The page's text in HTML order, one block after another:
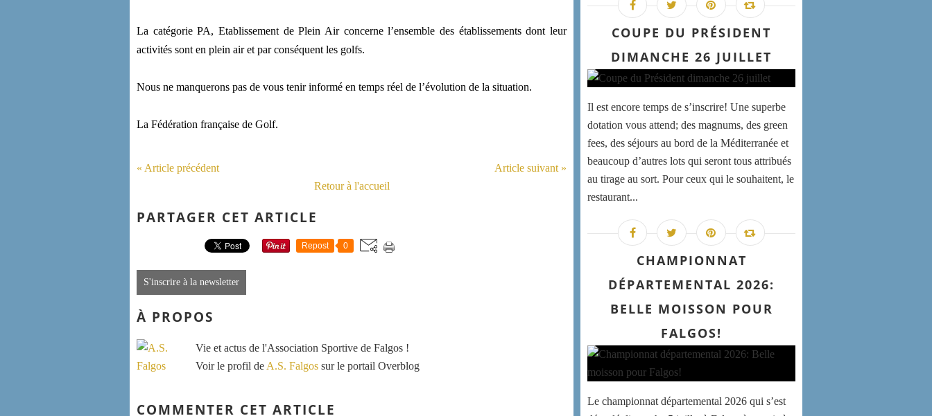
La catégorie PA, Etablissement de Plein Air concerne l’ensemble des établissements dont leur
activités sont en plein air et par conséquent les golfs.
Nous ne manquerons pas de vous tenir informé en temps réel de l’évolution de la situation.
La Fédération française de Golf.
« Article précédent
Article suivant »
Retour à l'accueil
PARTAGER CET ARTICLE
Repost 0
S'inscrire à la newsletter
À PROPOS
Vie et actus de l'Association Sportive de Falgos !
Voir le profil de A.S. Falgos sur le portail Overblog
COMMENTER CET ARTICLE
COUPE DU PRÉSIDENT
DIMANCHE 26 JUILLET
Il est encore temps de s’inscrire! Une superbe
dotation vous attend; des magnums, des green
fees, des séjours au bord de la Méditerranée et
beaucoup d’autres lots qui seront tous attribués
au tirage au sort. Pour ceux qui le souhaitent, le
restaurant...
CHAMPIONNAT
DÉPARTEMENTAL 2026:
BELLE MOISSON POUR
FALGOS!
Le championnat départemental 2026 qui s’est